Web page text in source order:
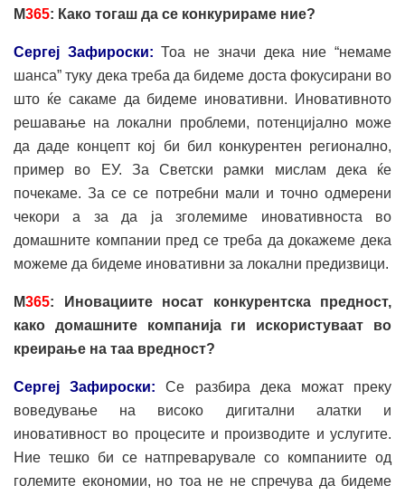
М365: Како тогаш да се конкурираме ние?
Сергеј Зафироски:Тоа не значи дека ние “немаме
шанса” туку дека треба да бидеме доста фокусирани во
што ќе сакаме да бидеме иновативни. Иновативното
решавање на локални проблеми, потенцијално може
да даде концепт кој би бил конкурентен регионално,
пример во ЕУ. За Светски рамки мислам дека ќе
почекаме. За се се потребни мали и точно одмерени
чекори а за да ја зголемиме иновативноста во
домашните компании пред се треба да докажеме дека
можеме да бидеме иновативни за локални предизвици.
М365: Иновациите носат конкурентска предност,
како домашните компанија ги искористуваат во
креирање на таа вредност?
Сергеј Зафироски:Се разбира дека можат преку
воведување на високо дигитални алатки и
иновативност во процесите и производите и услугите.
Ние тешко би се натпреварувале со компаниите од
големите економии, но тоа не не спречува да бидеме